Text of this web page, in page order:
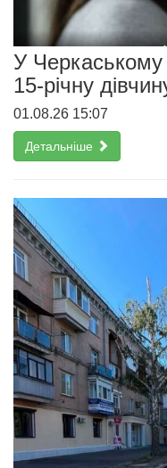
У Черкаському
15-річну
01.08.26 15:07
Детальніше